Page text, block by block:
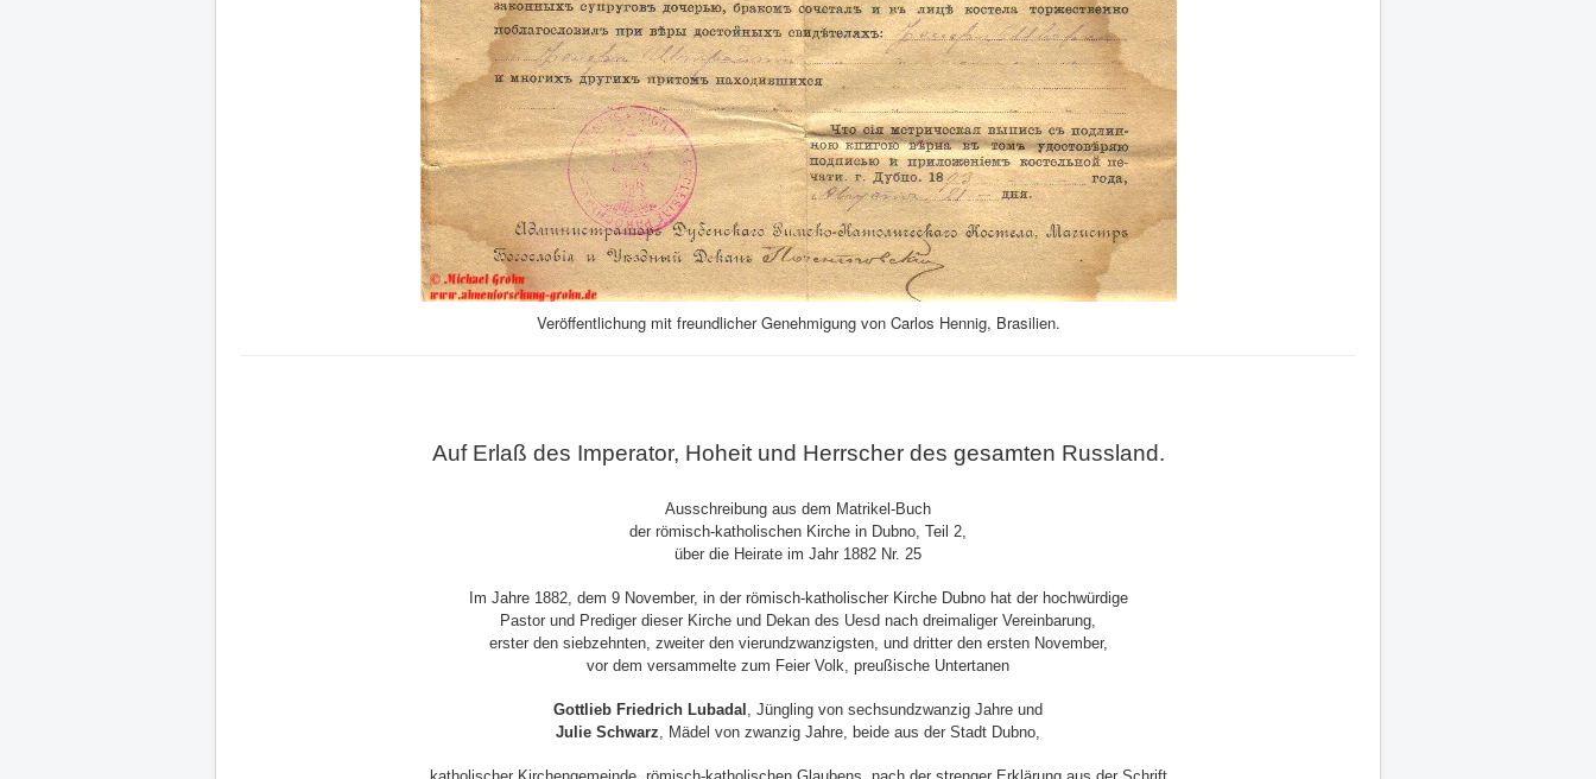
Veröffentlichung mit freundlicher Genehmigung von Carlos Hennig, Brasilien.
Auf Erlaß des Imperator, Hoheit und Herrscher des gesamten Russland.
Ausschreibung aus dem Matrikel-Buch
der römisch-katholischen Kirche in Dubno, Teil 2,
über die Heirate im Jahr 1882 Nr. 25
Im Jahre 1882, dem 9 November, in der römisch-katholischer Kirche Dubno hat der hochwürdige
Pastor und Prediger dieser Kirche und Dekan des Uesd nach dreimaliger Vereinbarung,
erster den siebzehnten, zweiter den vierundzwanzigsten, und dritter den ersten November,
vor dem versammelte zum Feier Volk, preußische Untertanen
Gottlieb Friedrich Lubadal , Jüngling von sechsundzwanzig Jahre und
Julie Schwarz, Mädel von zwanzig Jahre, beide aus der Stadt Dubno,